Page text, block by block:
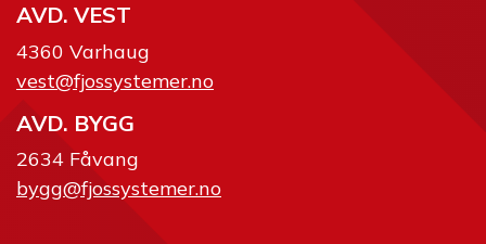
AVD. VEST
4360 Varhaug
vest@fjossystemer.no
AVD. BYGG
2634 Fåvang
bygg@fjossystemer.no